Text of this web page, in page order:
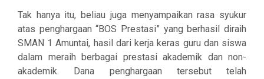
Tak hanya itu, beliau juga menyampaikan rasa syukur
atas penghargaan “BOS Prestasi” yang berhasil diraih
SMAN 1 Amuntai, hasil dari kerja keras guru dan siswa
dalam meraih berbagai prestasi akademik dan non-
akademik. Dana penghargaan tersebut telah